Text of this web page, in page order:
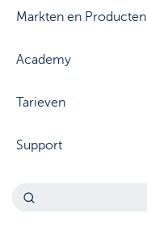
Markten en Producten
Academy
Tarieven
Support